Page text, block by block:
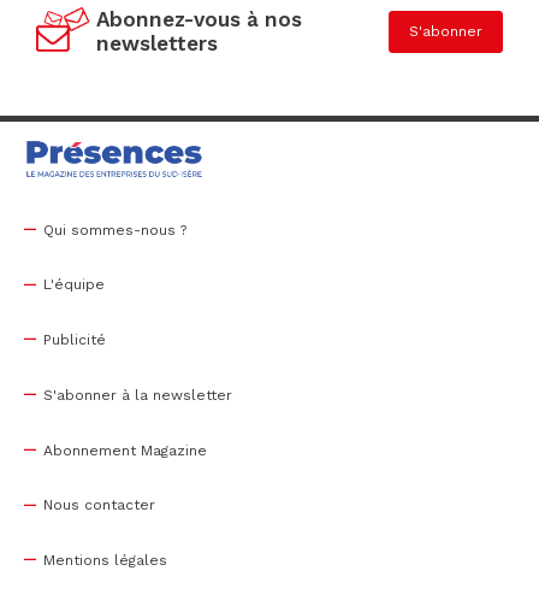
Abonnez-vous à nos
newsletters
S'abonner
Qui sommes-nous ?
L'équipe
Publicité
S'abonner à la newsletter
Abonnement Magazine
Nous contacter
Mentions légales